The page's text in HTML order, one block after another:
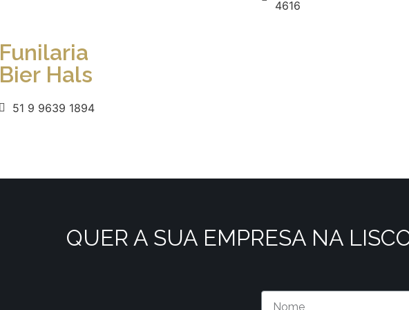
4616
Funilaria
Bier Hals
51 9 9639 1894
QUER A SUA EMPRESA NA